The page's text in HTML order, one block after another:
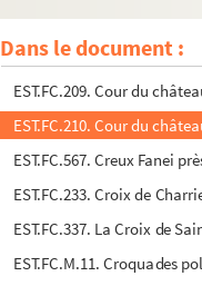
Dans le document :
EST.FC.G.52. Coupe
EST.FC.234. Une cour à
EST.FC.209. Cour du
EST.FC.210. Cour du
EST.FC.567. Creux Fanei
EST.FC.233. Croix de
EST.FC.337. La Croix de
EST.FC.M.11. Croquades